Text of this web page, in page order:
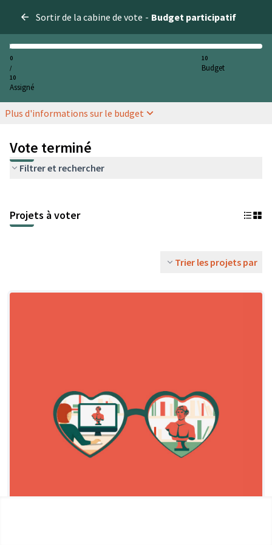
Sortir de la cabine de vote - Budget participatif
0
/
10
Assigné
10
Budget
Plus d'informations sur le budget
Vote terminé
Filtrer et rechercher
Projets à voter
Trier les projets par